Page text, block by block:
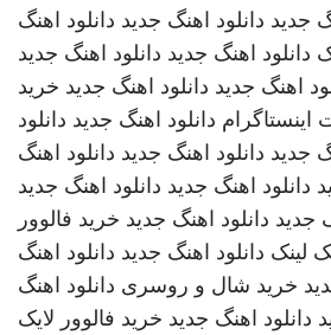
جدید دانلود اهنگ جدید دانلود اهنگ
دانلود اهنگ جدید دانلود اهنگ جدید
اهنگ جدید دانلود اهنگ جدید خرید
اینستاگرام دانلود اهنگ جدید دانلود
جدید دانلود اهنگ جدید دانلود اهنگ
دانلود اهنگ جدید دانلود اهنگ جدید
جدید دانلود اهنگ جدید خرید فالوور
لینک دانلود اهنگ جدید دانلود اهنگ
خرید شال و روسری دانلود اهنگ
دانلود اهنگ جدید خرید فالوور لایک